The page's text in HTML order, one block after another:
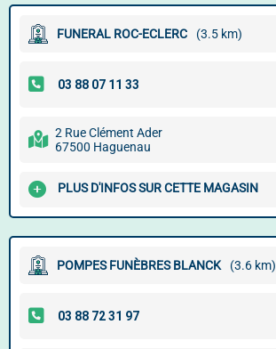
FUNERAL ROC-ECLERC (3.5 km)
2 Rue Clément Ader
67500 Haguenau
PLUS D'INFOS SUR CETTE MAGASIN
POMPES FUNÈBRES BLANCK (3.6 km)